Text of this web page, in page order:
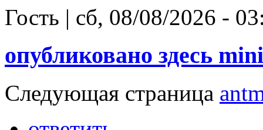
Гость | сб, 08/08/2026 -
опубликовано здесь
Следующая страница